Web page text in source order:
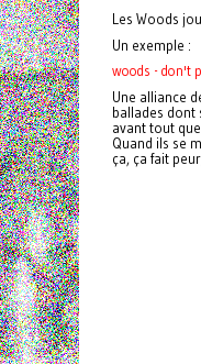
Les Woods
Un exemple :
woods - don't
Une alliance
ballades dont
avant tout
Quand ils se
ça, ça fait